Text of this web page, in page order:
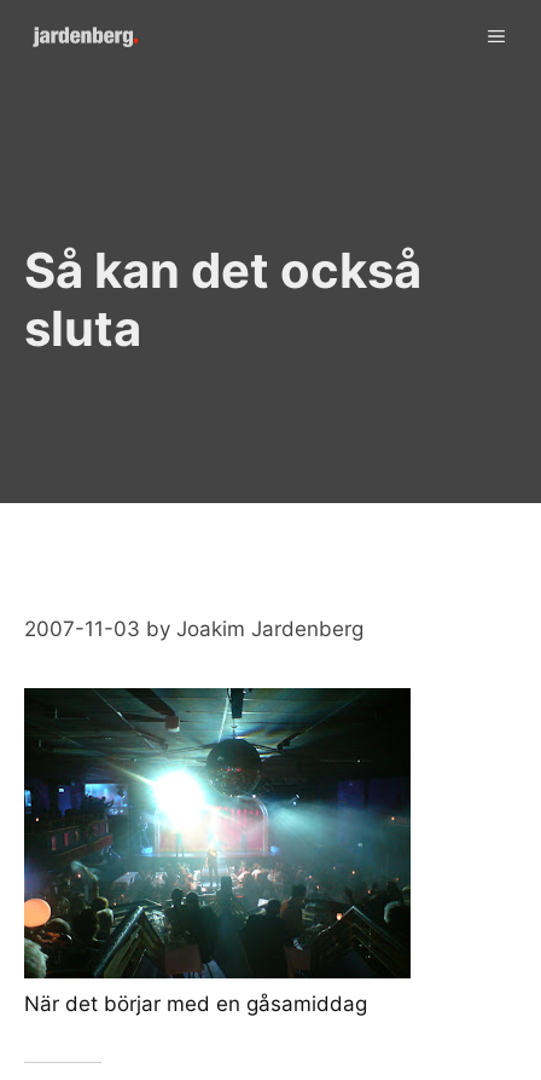
Så kan det också
sluta
2007-11-03 by Joakim Jardenberg
När det börjar med en gåsamiddag